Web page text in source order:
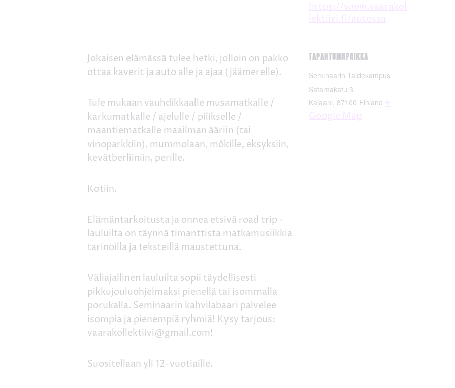
Jokaisen elämässä tulee hetki, jolloin on pakko
ottaa kaverit ja auto alle ja ajaa (jäämerelle).
Tule mukaan vauhdikkaalle musamatkalle /
karkumatkalle / ajelulle / pilikselle /
maantiematkalle maailman ääriin (tai
vinoparkkiin), mummolaan, mökille, eksyksiin,
kevätberliiniin, perille.
Kotiin.
Elämäntarkoitusta ja onnea etsivä road trip -
lauluilta on täynnä timanttista matkamusiikkia
tarinoilla ja teksteillä maustettuna.
Väliajallinen lauluilta sopii täydellisesti
pikkujouluohjelmaksi pienellä tai isommalla
porukalla. Seminaarin kahvilabaari palvelee
isompia ja pienempiä ryhmiä! Kysy tarjous:
vaarakollektiivi@gmail.com!
Suositellaan yli 12-vuotiaille.
https://www.vaarakol
lektiivi.fi/autossa
TAPAHTUMAPAIKKA
Seminaarin Taidekampus
Satamakatu 3
Kajaani, 87100 Finland +
Google Map